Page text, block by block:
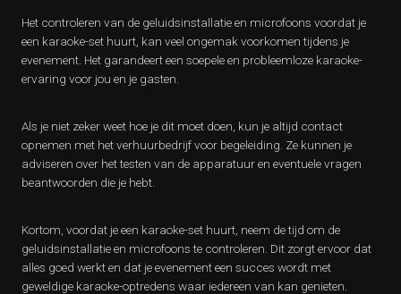
Het controleren van de geluidsinstallatie en microfoons voordat je
een karaoke-set huurt, kan veel ongemak voorkomen tijdens je
evenement. Het garandeert een soepele en probleemloze karaoke-
ervaring voor jou en je gasten.
Als je niet zeker weet hoe je dit moet doen, kun je altijd contact
opnemen met het verhuurbedrijf voor begeleiding. Ze kunnen je
adviseren over het testen van de apparatuur en eventuele vragen
beantwoorden die je hebt.
Kortom, voordat je een karaoke-set huurt, neem de tijd om de
geluidsinstallatie en microfoons te controleren. Dit zorgt ervoor dat
alles goed werkt en dat je evenement een succes wordt met
geweldige karaoke-optredens waar iedereen van kan genieten.